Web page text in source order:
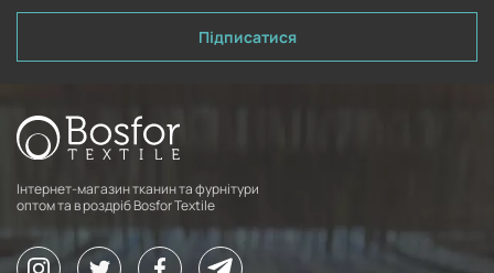
Підписатися
Інтернет-магазин тканин та фурнітури
оптом та в роздріб Bosfor Textile